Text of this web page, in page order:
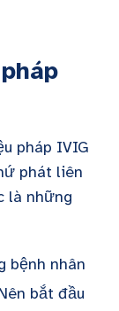
pháp IVIG
phát liên
là những
bệnh nhân
bắt đầu